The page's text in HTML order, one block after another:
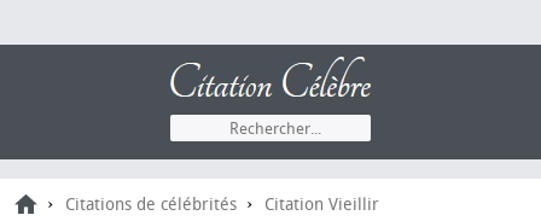
› Citations de célébrités › Citation Vieillir